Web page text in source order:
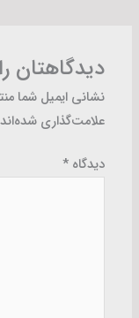
دیدگاهتان
نشانی ایمیل شما
علامت‌گذاری
دیدگاه*